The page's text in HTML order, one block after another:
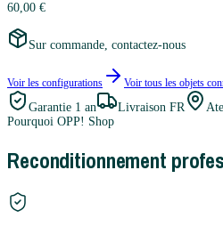
60,00 €
Sur commande, contactez-nous
Voir les configurations Voir tous les objets
Garantie 1 an Livraison FR
Pourquoi OPP! Shop
Reconditionnement